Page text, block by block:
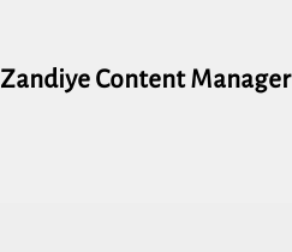
Zandiye Content Manager